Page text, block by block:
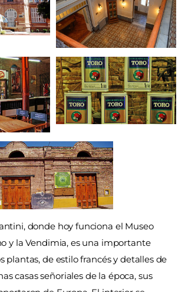
donde hoy funciona el Museo
y la Vendimia, es una importante
plantas, de estilo francés y detalles de
casas señoriales de la época, sus